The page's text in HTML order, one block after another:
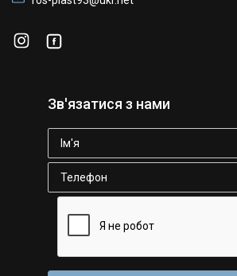
Зв'язатися з нами